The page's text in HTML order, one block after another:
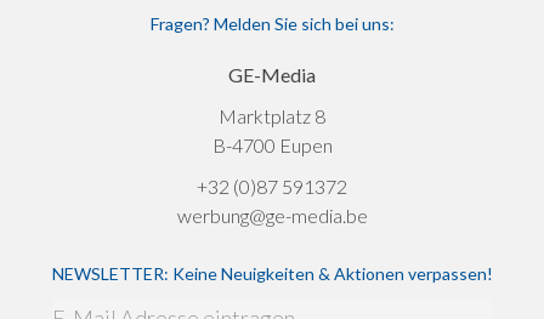
Fragen? Melden Sie sich bei uns:
GE-Media
Marktplatz 8
B-4700 Eupen
+32 (0)87 591372
werbung@ge-media.be
NEWSLETTER: Keine Neuigkeiten & Aktionen verpassen!